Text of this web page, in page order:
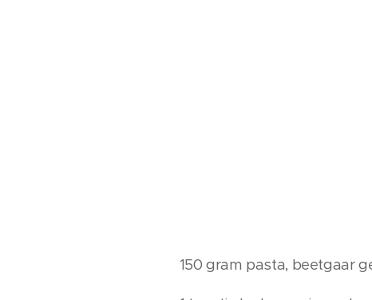
150 gram pasta, beetgaar